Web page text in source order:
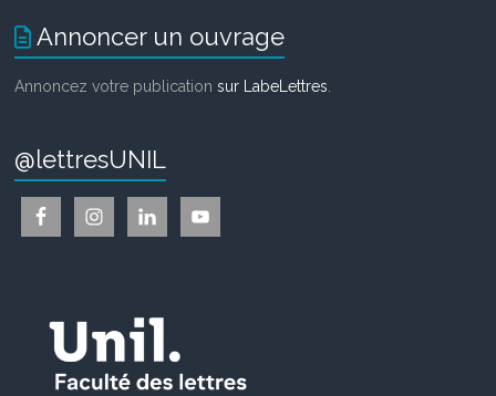
Annoncer un ouvrage
Annoncez votre publicationsur LabeLettres
@lettresUNIL